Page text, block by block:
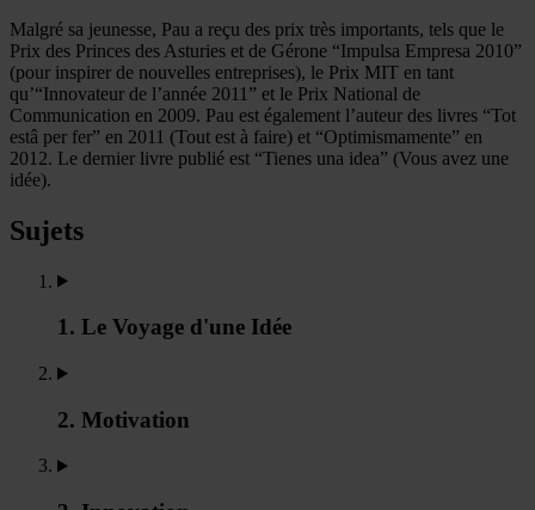
Malgré sa jeunesse, Pau a reçu des prix très importants, tels que le
Prix des Princes des Asturies et de Gérone “Impulsa Empresa 2010”
(pour inspirer de nouvelles entreprises), le Prix MIT en tant
qu’“Innovateur de l’année 2011” et le Prix National de
Communication en 2009. Pau est également l’auteur des livres “Tot
estâ per fer” en 2011 (Tout est à faire) et “Optimismamente” en
2012. Le dernier livre publié est “Tienes una idea” (Vous avez une
idée).
Sujets
1. Le Voyage d'une Idée
2. Motivation